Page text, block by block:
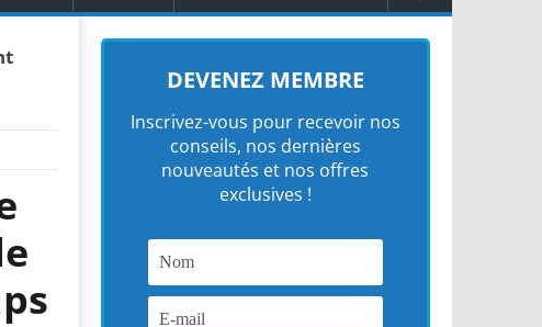
DEVENEZ MEMBRE
Inscrivez-vous pour recevoir nos
conseils, nos dernières
nouveautés et nos offres
exclusives !